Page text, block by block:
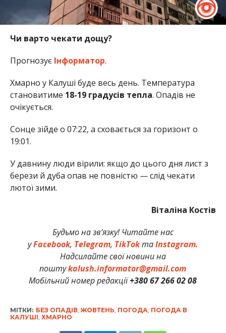
Чи варто чекати дощу?
Прогнозує Інформатор.
Хмарно у Калуші буде весь день. Температура
становитиме 18-19 градусів тепла. Опадів не
очікується.
Сонце зійде о 07:22, а сховається за горизонт о
19:01.
У давнину люди вірили: якщо до цього дня лист з
берези й дуба опав не повністю — слід чекати
лютої зими.
Віталіна Костів
Будьмо на зв’язку! Читайте нас
уFacebook, Telegram, TikTokтаInstagram.
Надсилайте свої новини на
поштуkalush.informator@gmail.com
Мобільний номер редакції+380 67 266 02 08
МІТКИ: БЕЗ ОПАДІВ ЖОВТЕНЬ ПОГОДА ПОГОДА В
КАЛУШІ ХМАРНО